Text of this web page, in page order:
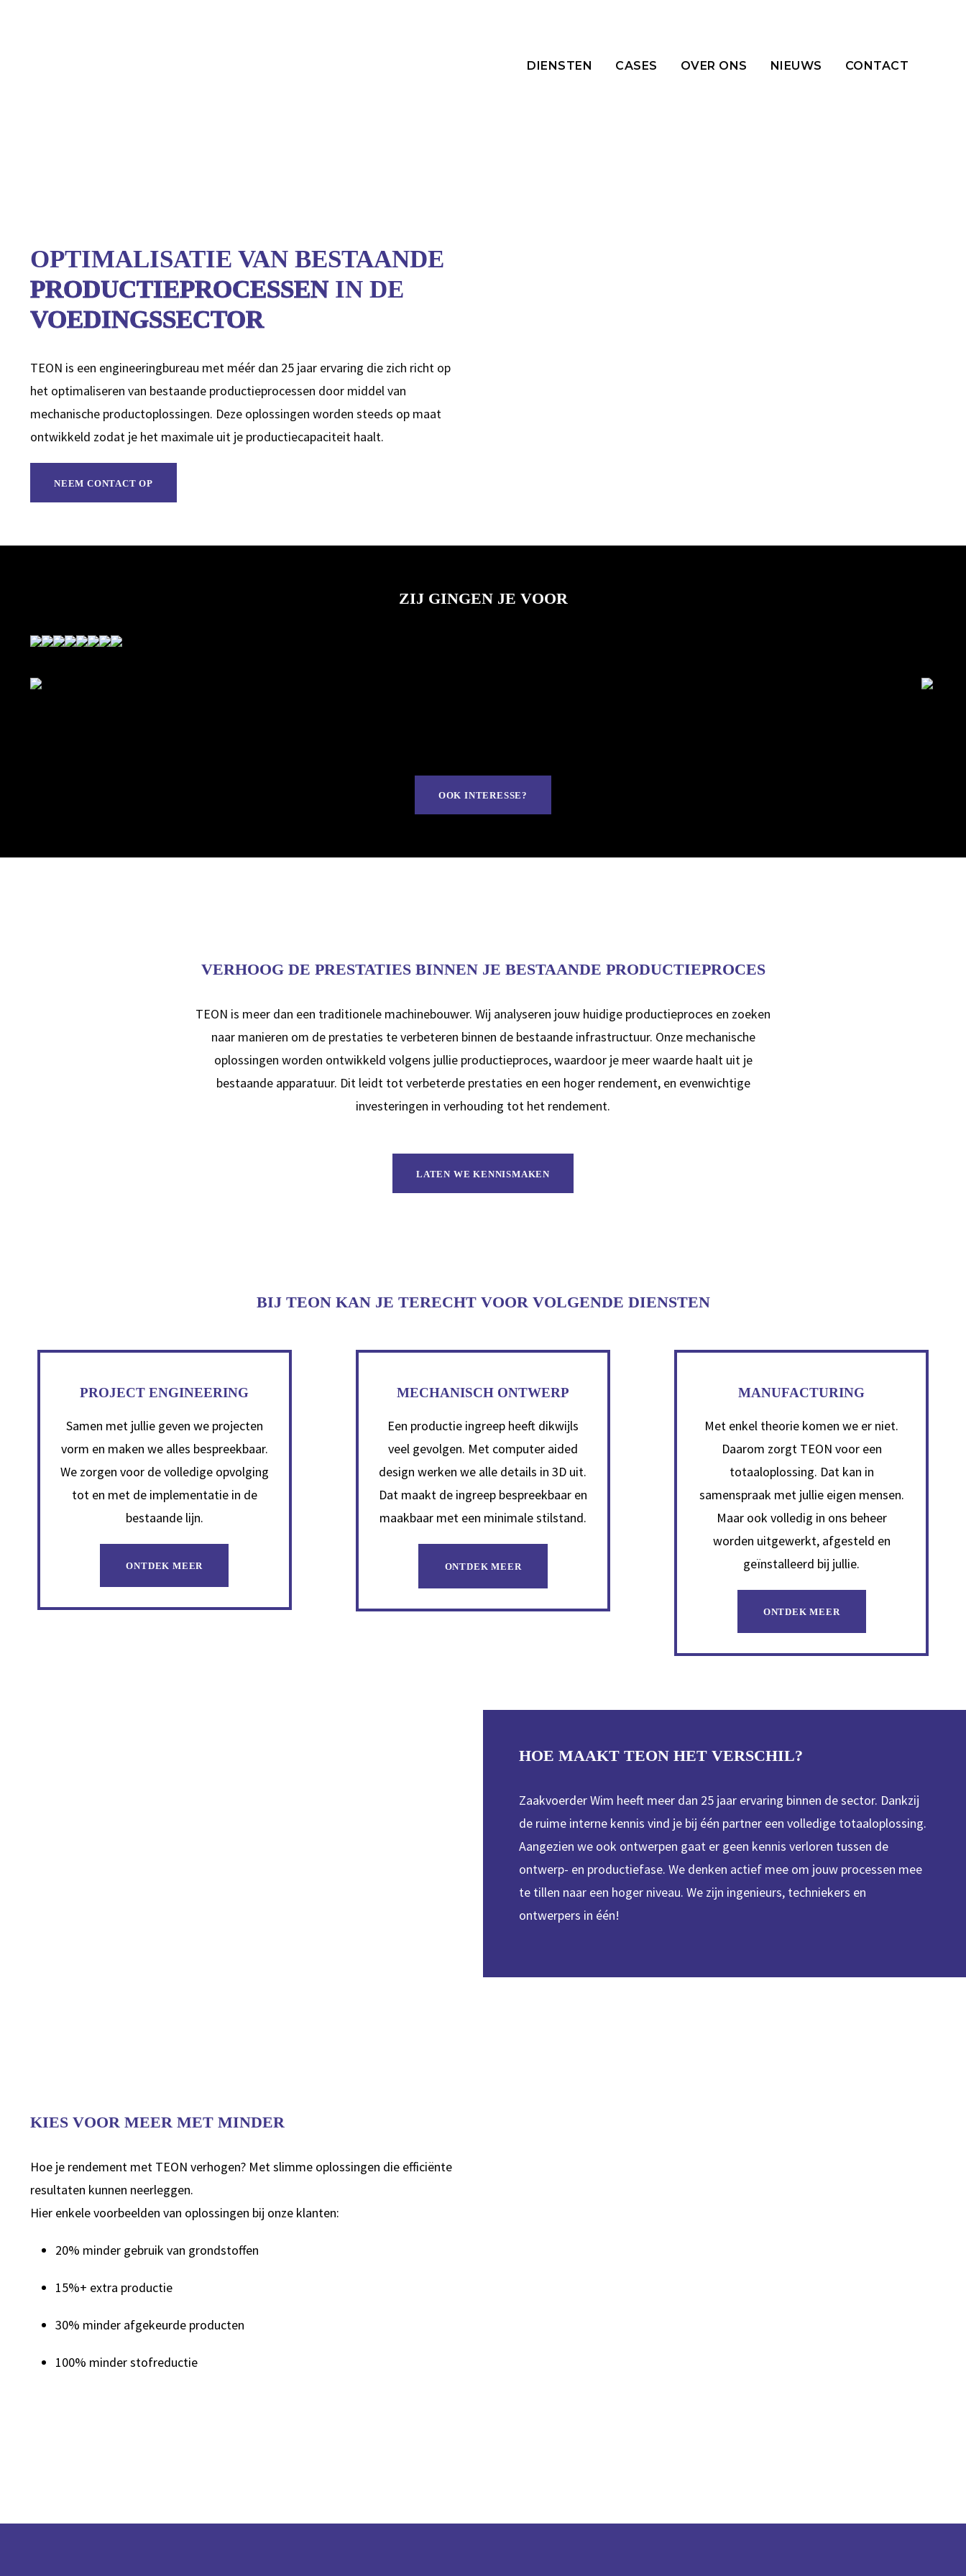
DIENSTEN CASES OVER ONS NIEUWS CONTACT
OPTIMALISATIE VAN BESTAANDE
PRODUCTIEPROCESSENIN DE
VOEDINGSSECTOR
TEON is een engineeringbureau met méér dan 25 jaar ervaring die zich richt op
het optimaliseren van bestaande productieprocessen door middel van
mechanische productoplossingen. Deze oplossingen worden steeds op maat
ontwikkeld zodat je het maximale uit je productiecapaciteit haalt.
NEEM CONTACT OP
ZIJ GINGEN JE VOOR
OOK INTERESSE?
VERHOOG DE PRESTATIES BINNEN JE BESTAANDE PRODUCTIEPROCES
TEON is meer dan een traditionele machinebouwer. Wij analyseren jouw huidige productieproces en zoeken
naar manieren om de prestaties te verbeteren binnen de bestaande infrastructuur. Onze mechanische
oplossingen worden ontwikkeld volgens jullie productieproces, waardoor je meer waarde haalt uit je
bestaande apparatuur. Dit leidt tot verbeterde prestaties en een hoger rendement, en evenwichtige
investeringen in verhouding tot het rendement.
LATEN WE KENNISMAKEN
BIJ TEON KAN JE TERECHT VOOR VOLGENDE DIENSTEN
PROJECT ENGINEERING
Samen met jullie geven we projecten
vorm en maken we alles bespreekbaar.
We zorgen voor de volledige opvolging
tot en met de implementatie in de
bestaande lijn.
ONTDEK MEER
MECHANISCH ONTWERP
Een productie ingreep heeft dikwijls
veel gevolgen. Met computer aided
design werken we alle details in 3D uit.
Dat maakt de ingreep bespreekbaar en
maakbaar met een minimale stilstand.
ONTDEK MEER
MANUFACTURING
Met enkel theorie komen we er niet.
Daarom zorgt TEON voor een
totaaloplossing. Dat kan in
samenspraak met jullie eigen mensen.
Maar ook volledig in ons beheer
worden uitgewerkt, afgesteld en
geïnstalleerd bij jullie.
ONTDEK MEER
HOE MAAKT TEON HET VERSCHIL?
Zaakvoerder Wim heeft meer dan 25 jaar ervaring binnen de sector. Dankzij
de ruime interne kennis vind je bij één partner een volledige totaaloplossing.
Aangezien we ook ontwerpen gaat er geen kennis verloren tussen de
ontwerp- en productiefase. We denken actief mee om jouw processen mee
te tillen naar een hoger niveau. We zijn ingenieurs, techniekers en
ontwerpers in één!
KIES VOOR MEER MET MINDER
Hoe je rendement met TEON verhogen? Met slimme oplossingen die efficiënte
resultaten kunnen neerleggen.
Hier enkele voorbeelden van oplossingen bij onze klanten:
20% minder gebruik van grondstoffen
15%+ extra productie
30% minder afgekeurde producten
100% minder stofreductie